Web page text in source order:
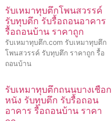
รับเหมาทุบตึกโพนสวรรค์
รับทุบตึก รับรื้อถอนอาคาร
รื้อถอนบ้าน ราคาถูก
รับเหมาทุบตึก.com รับเหมาทุบตึก
โพนสวรรค์ รับทุบตึก ราคาถูก รื้อ
ถอนบ้าน
รับเหมาทุบตึกถนนบางเชือก
หนัง รับทุบตึก รับรื้อถอน
อาคาร รื้อถอนบ้าน ราคา